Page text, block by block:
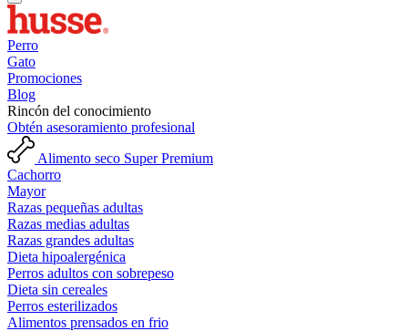
Perro
Gato
Promociones
Blog
Rincón del conocimiento
Obtén asesoramiento profesional
Alimento seco Super Premium
Cachorro
Mayor
Razas pequeñas adultas
Razas medias adultas
Razas grandes adultas
Dieta hipoalergénica
Perros adultos con sobrepeso
Dieta sin cereales
Perros esterilizados
Alimentos prensados en frio